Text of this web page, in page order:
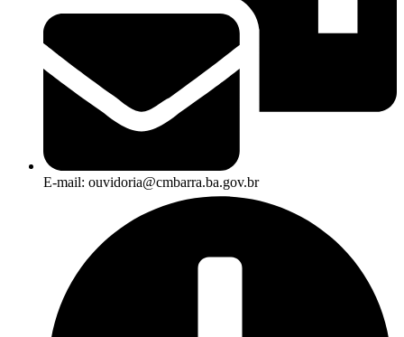
E-mail: ouvidoria@cmbarra.ba.gov.br